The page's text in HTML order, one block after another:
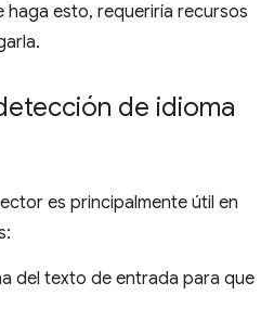
esto, requeriría recursos
de idioma
es principalmente útil en
del texto de entrada para que